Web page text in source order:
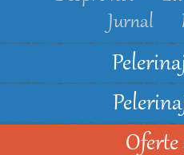
Jurnal
Oferte